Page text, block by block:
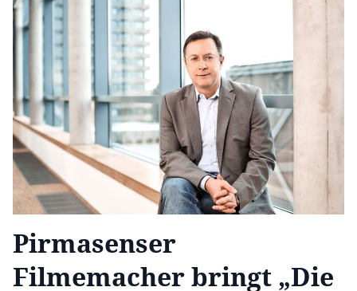
Pirmasenser
Filmemacher bringt „Die